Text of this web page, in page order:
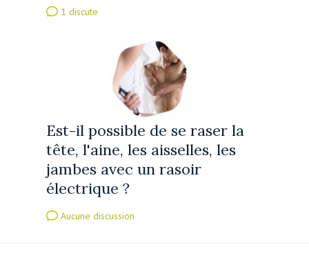
1 discute
Est-il possible de se raser la
tête, l'aine, les aisselles, les
jambes avec un rasoir
électrique ?
Aucune discussion